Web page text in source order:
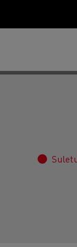
Edition